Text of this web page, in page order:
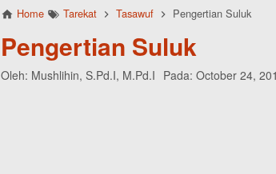
Home Tarekat Tasawuf Pengertian Suluk
Pengertian Suluk
Oleh: Mushlihin, S.Pd.I, M.Pd.I Pada: October 24,